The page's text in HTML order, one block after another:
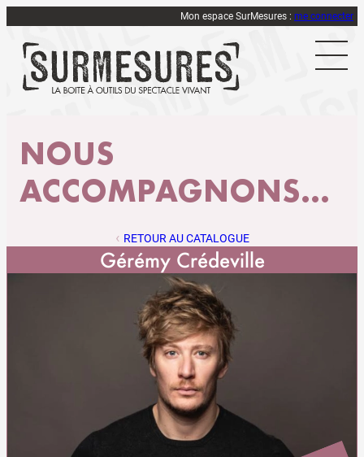
Mon espace SurMesures : me connecter
NOUS
ACCOMPAGNONS...
RETOUR AU CATALOGUE
Gérémy Crédeville